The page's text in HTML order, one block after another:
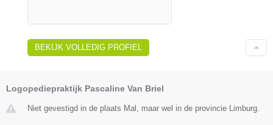
BEKIJK VOLLEDIG PROFIEL
Logopediepraktijk Pascaline Van Briel
Niet gevestigd in de plaats Mal, maar wel in de provincie Limburg.